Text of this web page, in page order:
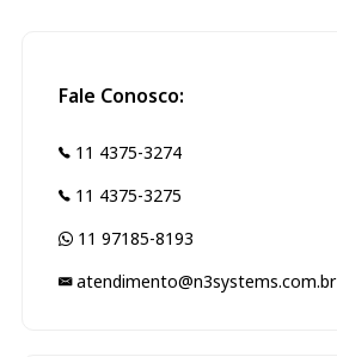
Fale Conosco:
11 4375-3274
11 4375-3275
11 97185-8193
atendimento@n3systems.com.br